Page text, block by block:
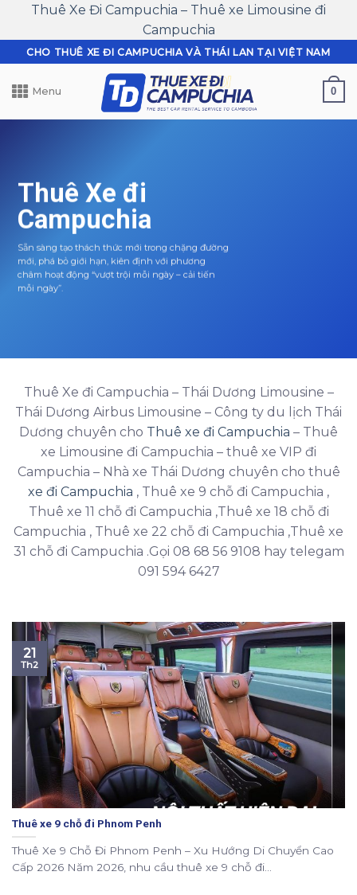
Thuê Xe Đi Campuchia – Thuê xe Limousine đi
Campuchia
to
content
CHO THUÊ XE ĐI CAMPUCHIA VÀ THÁI LAN TẠI VIỆT NAM
Menu 0
Thuê Xe đi
Campuchia
Sẵn sàng tạo thách thức mới trong chặng đường
mới, phá bỏ giới hạn, kiên định với phương
châm hoạt động “vượt trội mỗi ngày – cải tiến
mỗi ngày”.
Thuê Xe đi Campuchia – Thái Dương Limousine –
Thái Dương Airbus Limousine – Công ty du lịch Thái
Dương chuyên cho Thuê xe đi Campuchia – Thuê
xe Limousine đi Campuchia – thuê xe VIP đi
Campuchia – Nhà xe Thái Dương chuyên cho thuê
xe đi Campuchia , Thuê xe 9 chỗ đi Campuchia ,
Thuê xe 11 chỗ đi Campuchia ,Thuê xe 18 chỗ đi
Campuchia , Thuê xe 22 chỗ đi Campuchia ,Thuê xe
31 chỗ đi Campuchia .Gọi 08 68 56 9108 hay telegam
091 594 6427
Thuê xe 9 chỗ đi Phnom Penh
Thuê Xe 9 Chỗ Đi Phnom Penh – Xu Hướng Di Chuyển Cao
Cấp 2026 Năm 2026, nhu cầu thuê xe 9 chỗ đi...
21
Th2